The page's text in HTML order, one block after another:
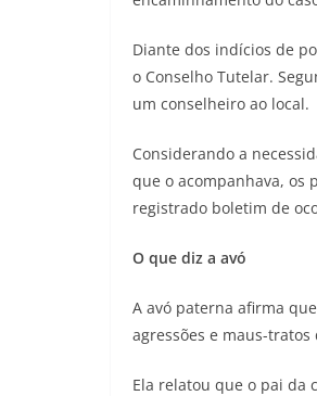
Diante dos indícios de
o Conselho Tutelar.
um conselheiro ao local.
Considerando a
que o acompanhava, os
registrado boletim de
O que diz a avó
A avó paterna afirma
agressões e maus-
Ela relatou que o pai da